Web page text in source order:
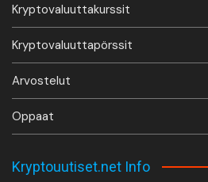
Kryptovaluuttakurssit
Kryptovaluuttapörssit
Arvostelut
Oppaat
Kryptouutiset.net Info